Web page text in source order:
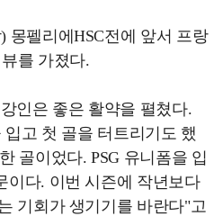
몽펠리에HSC전에 앞서 프랑
를 가졌다.
인은 좋은 활약을 펼쳤다.
입고 첫 골을 터트리기도 했
골이었다. PSG 유니폼을 입
이다. 이번 시즌에 작년보다
기회가 생기기를 바란다"고